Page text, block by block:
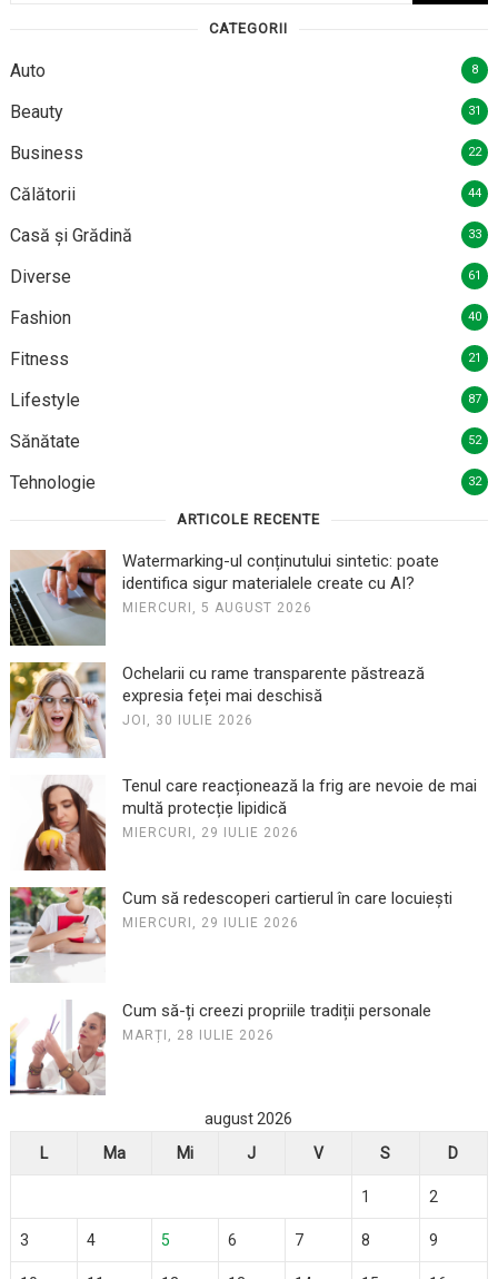
CATEGORII
Auto 8
Beauty 31
Business 22
Călătorii 44
Casă și Grădină 33
Diverse 61
Fashion 40
Fitness 21
Lifestyle 87
Sănătate 52
Tehnologie 32
ARTICOLE RECENTE
Watermarking-ul conținutului sintetic: poate
identifica sigur materialele create cu AI?
MIERCURI, 5 AUGUST 2026
Ochelarii cu rame transparente păstrează
expresia feței mai deschisă
JOI, 30 IULIE 2026
Tenul care reacționează la frig are nevoie de mai
multă protecție lipidică
MIERCURI, 29 IULIE 2026
Cum să redescoperi cartierul în care locuiești
MIERCURI, 29 IULIE 2026
Cum să-ți creezi propriile tradiții personale
MARȚI, 28 IULIE 2026
august 2026
L
Ma Mi J V S D
1 2
3 4 5 6 7 8 9